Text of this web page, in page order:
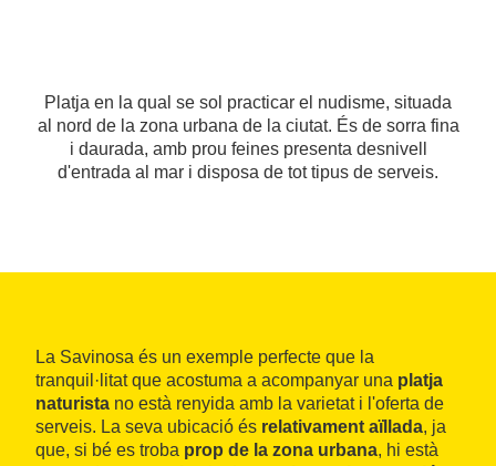
Platja en la qual se sol practicar el nudisme, situada
al nord de la zona urbana de la ciutat. És de sorra fina
i daurada, amb prou feines presenta desnivell
d'entrada al mar i disposa de tot tipus de serveis.
La Savinosa és un exemple perfecte que la
tranquil·litat que acostuma a acompanyar una platja
naturista no està renyida amb la varietat i l'oferta de
serveis. La seva ubicació és relativament aïllada, ja
que, si bé es troba prop de la zona urbana, hi està